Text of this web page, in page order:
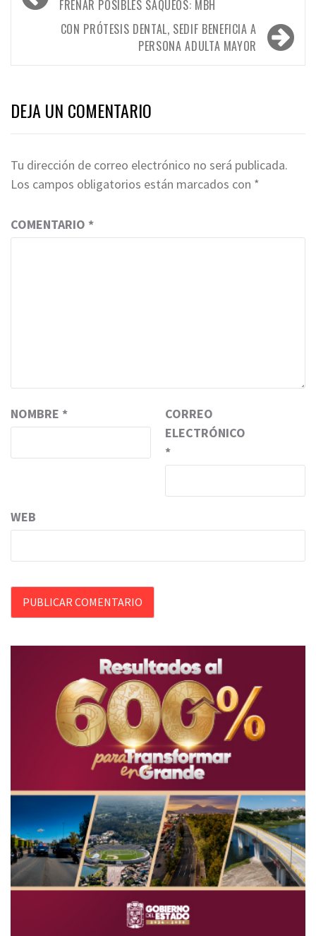
de
entradas
FRENAR POSIBLES SAQUEOS: MBH
CON PRÓTESIS DENTAL, SEDIF BENEFICIA A
PERSONA ADULTA MAYOR
DEJA UN COMENTARIO
Tu dirección de correo electrónico no será publicada.
Los campos obligatorios están marcados con *
COMENTARIO *
NOMBRE *
CORREO
ELECTRÓNICO
*
WEB